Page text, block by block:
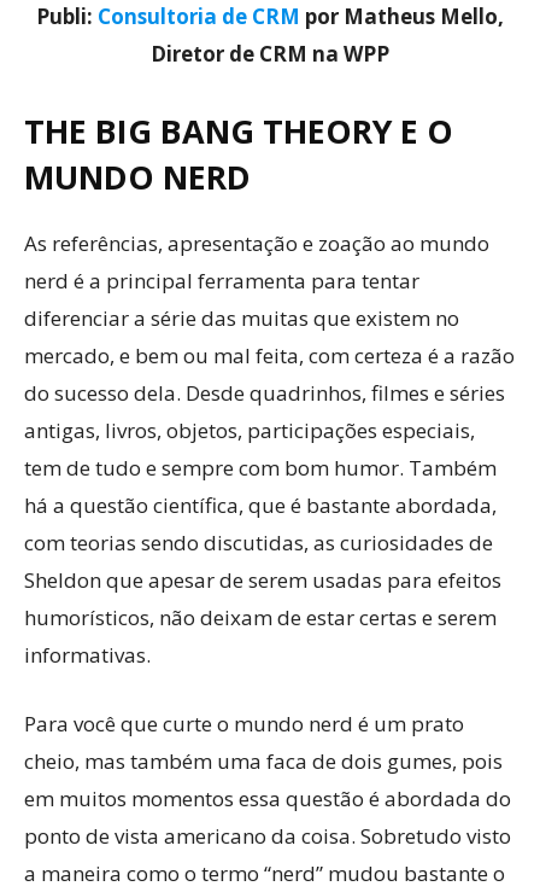
Publi: Consultoria de CRM por Matheus Mello,
Diretor de CRM na WPP
THE BIG BANG THEORY E O
MUNDO NERD
As referências, apresentação e zoação ao mundo
nerd é a principal ferramenta para tentar
diferenciar a série das muitas que existem no
mercado, e bem ou mal feita, com certeza é a razão
do sucesso dela. Desde quadrinhos, filmes e séries
antigas, livros, objetos, participações especiais,
tem de tudo e sempre com bom humor. Também
há a questão científica, que é bastante abordada,
com teorias sendo discutidas, as curiosidades de
Sheldon que apesar de serem usadas para efeitos
humorísticos, não deixam de estar certas e serem
informativas.
Para você que curte o mundo nerd é um prato
cheio, mas também uma faca de dois gumes, pois
em muitos momentos essa questão é abordada do
ponto de vista americano da coisa. Sobretudo visto
a maneira como o termo “nerd” mudou bastante o